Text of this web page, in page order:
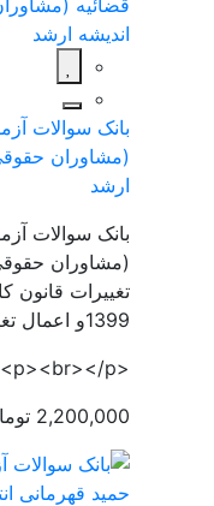
بانک سوالات
(مشاوران
ارشد
بانک سوالات
(مشاوران
تغییرات قانون
1399و اعمال تغییرات..
2,200,000 تومان